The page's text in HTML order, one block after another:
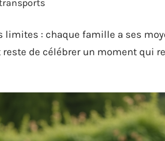
: chaque famille a ses
de célébrer un moment qui